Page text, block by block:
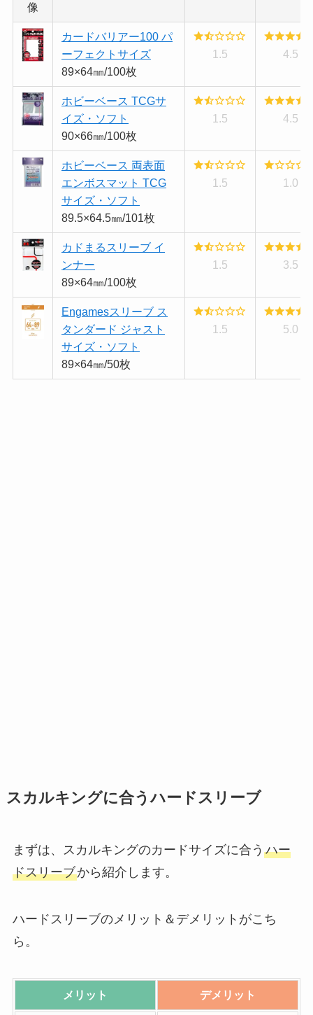
像
カードバリアー100 パ
ーフェクトサイズ
89×64㎜/100枚
1.5 4.5
ホビーベース TCGサ
イズ・ソフト
90×66㎜/100枚
1.5 4.5
ホビーベース 両表面
エンボスマット TCG
サイズ・ソフト
89.5×64.5㎜/101枚
1.5 1.0
カドまるスリーブ イ
ンナー
89×64㎜/100枚
1.5 3.5
Engamesスリーブ ス
タンダード ジャスト
サイズ・ソフト
89×64㎜/50枚
1.5 5.0
スカルキングに合うハードスリーブ
まずは、スカルキングのカードサイズに合う ハー
ドスリーブから紹介します。
ハードスリーブのメリット＆デメリットがこち
ら。
メリット デメリット